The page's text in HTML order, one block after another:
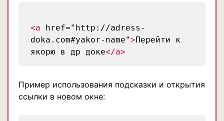
<a href="http://adress-
doka.com#yakor-name">Перейти к
якорю в др доке</a>
Пример использования подсказки и открытия
ссылки в новом окне: